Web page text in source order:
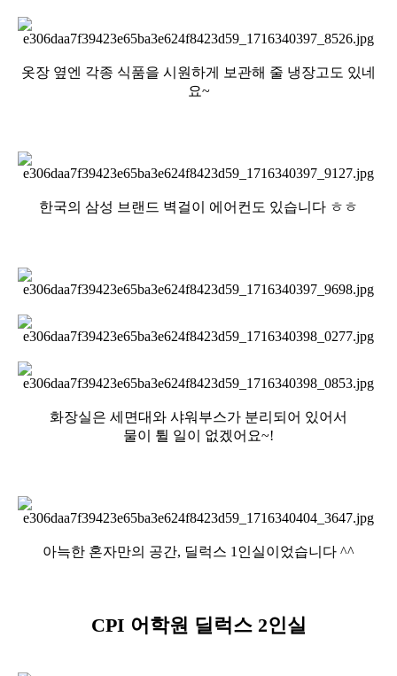
옷장 옆엔 각종 식품을 시원하게 보관해 줄 냉장고도 있네
요~
한국의 삼성 브랜드 벽걸이 에어컨도 있습니다 ㅎㅎ
화장실은 세면대와 샤워부스가 분리되어 있어서
물이 튈 일이 없겠어요~!
아늑한 혼자만의 공간, 딜럭스 1인실이었습니다 ^^
CPI 어학원 딜럭스 2인실